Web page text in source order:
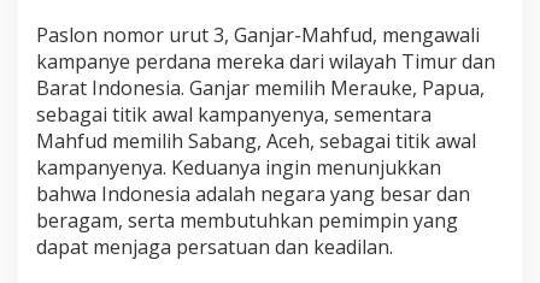
Paslon nomor urut 3, Ganjar-Mahfud, mengawali
kampanye perdana mereka dari wilayah Timur dan
Barat Indonesia. Ganjar memilih Merauke, Papua,
sebagai titik awal kampanyenya, sementara
Mahfud memilih Sabang, Aceh, sebagai titik awal
kampanyenya. Keduanya ingin menunjukkan
bahwa Indonesia adalah negara yang besar dan
beragam, serta membutuhkan pemimpin yang
dapat menjaga persatuan dan keadilan.